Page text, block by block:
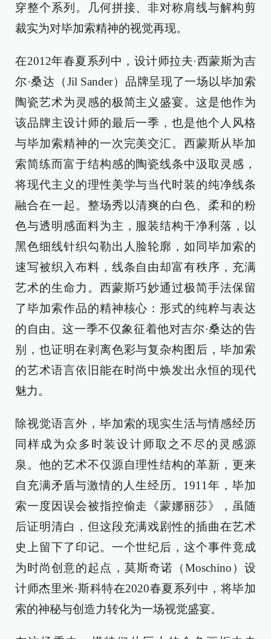
穿整个系列。几何拼接、非对称肩线与解构剪
裁实为对毕加索精神的视觉再现。
在2012年春夏系列中，设计师拉夫·西蒙斯为吉
尔·桑达（Jil Sander）品牌呈现了一场以毕加索
陶瓷艺术为灵感的极简主义盛宴。这是他作为
该品牌主设计师的最后一季，也是他个人风格
与毕加索精神的一次完美交汇。西蒙斯从毕加
索简练而富于结构感的陶瓷线条中汲取灵感，
将现代主义的理性美学与当代时装的纯净线条
融合在一起。整场秀以清爽的白色、柔和的粉
色与透明感面料为主，服装结构干净利落，以
黑色细线针织勾勒出人脸轮廓，如同毕加索的
速写被织入布料，线条自由却富有秩序，充满
艺术的生命力。西蒙斯巧妙通过极简手法保留
了毕加索作品的精神核心：形式的纯粹与表达
的自由。这一季不仅象征着他对吉尔·桑达的告
别，也证明在剥离色彩与复杂构图后，毕加索
的艺术语言依旧能在时尚中焕发出永恒的现代
魅力。
除视觉语言外，毕加索的现实生活与情感经历
同样成为众多时装设计师取之不尽的灵感源
泉。他的艺术不仅源自理性结构的革新，更来
自充满矛盾与激情的人生经历。1911年，毕加
索一度因误会被指控偷走《蒙娜丽莎》，虽随
后证明清白，但这段充满戏剧性的插曲在艺术
史上留下了印记。一个世纪后，这个事件竟成
为时尚创意的起点，莫斯奇诺（Moschino）设
计师杰里米·斯科特在2020春夏系列中，将毕加
索的神秘与创造力转化为一场视觉盛宴。